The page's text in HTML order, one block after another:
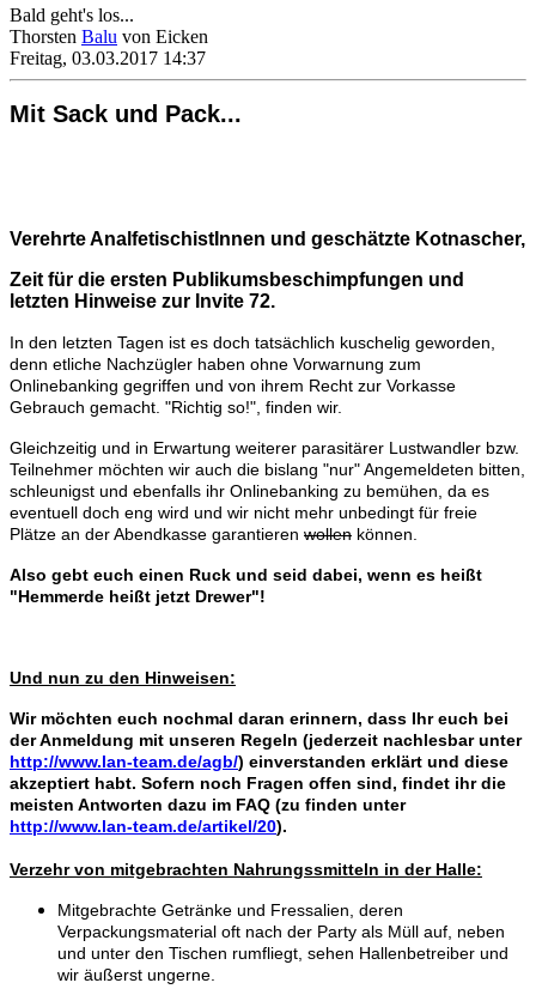
Bald geht's los...
Thorsten Balu von Eicken
Freitag, 03.03.2017 14:37
Mit Sack und Pack...
Verehrte AnalfetischistInnen und geschätzte Kotnascher,
Zeit für die ersten Publikumsbeschimpfungen und
letzten Hinweise zur Invite 72.
In den letzten Tagen ist es doch tatsächlich kuschelig geworden,
denn etliche Nachzügler haben ohne Vorwarnung zum
Onlinebanking gegriffen und von ihrem Recht zur Vorkasse
Gebrauch gemacht. "Richtig so!", finden wir.
Gleichzeitig und in Erwartung weiterer parasitärer Lustwandler bzw.
Teilnehmer möchten wir auch die bislang "nur" Angemeldeten bitten,
schleunigst und ebenfalls ihr Onlinebanking zu bemühen, da es
eventuell doch eng wird und wir nicht mehr unbedingt für freie
Plätze an der Abendkasse garantieren wollen können.
Also gebt euch einen Ruck und seid dabei, wenn es heißt
"Hemmerde heißt jetzt Drewer"!
Und nun zu den Hinweisen:
Wir möchten euch nochmal daran erinnern, dass Ihr euch bei
der Anmeldung mit unseren Regeln (jederzeit nachlesbar unter
http://www.lan-team.de/agb/) einverstanden erklärt und diese
akzeptiert habt. Sofern noch Fragen offen sind, findet ihr die
meisten Antworten dazu im FAQ (zu finden unter
http://www.lan-team.de/artikel/20).
Verzehr von mitgebrachten Nahrungssmitteln in der Halle:
Mitgebrachte Getränke und Fressalien, deren
Verpackungsmaterial oft nach der Party als Müll auf, neben
und unter den Tischen rumfliegt, sehen Hallenbetreiber und
wir äußerst ungerne.